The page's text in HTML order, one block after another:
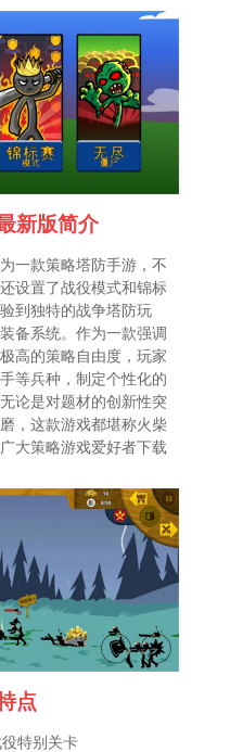
新版简介
一款策略塔防手游，不
设置了战役模式和锦标
到独特的战争塔防玩
备系统。作为一款强调
高的策略自由度，玩家
等兵种，制定个性化的
论是对题材的创新性突
，这款游戏都堪称火柴
大策略游戏爱好者下载
点
特别关卡